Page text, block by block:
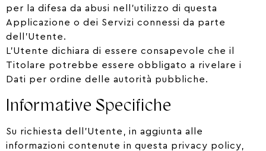
per la difesa da abusi nell’utilizzo di questa
Applicazione o dei Servizi connessi da parte
dell’Utente.
L’Utente dichiara di essere consapevole che il
Titolare potrebbe essere obbligato a rivelare i
Dati per ordine delle autorità pubbliche.
Informative Specifiche
Su richiesta dell’Utente, in aggiunta alle
informazioni contenute in questa privacy policy,